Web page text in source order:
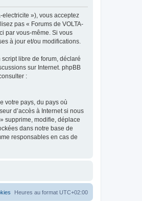
electricite »), vous acceptez
pas « Forums de VOLTA-
par vous-même. Si vous
à jour et/ou modifications.
libre de forum, déclaré
sur Internet. phpBB
:
votre pays, du pays où
d’accès à Internet si nous
supprime, modifie, déplace
dans notre base de
responsables en cas de
Heures au format UTC+02:00